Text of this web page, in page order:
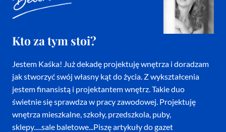
Kto za tym stoi?
Jestem Kaśka! Już dekadę projektuję wnętrza i doradzam
jak stworzyć swój własny kąt do życia. Z wykształcenia
jestem finansistą i projektantem wnętrz. Takie duo
świetnie się sprawdza w pracy zawodowej. Projektuję
wnętrza mieszkalne, szkoły, przedszkola, puby,
sklepy.....sale baletowe...Piszę artykuły do gazet